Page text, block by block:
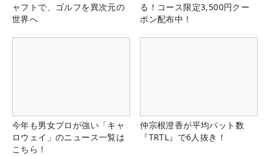
ャフトで、ゴルフを異次元の
世界へ
る！コース限定3,500円クー
ポン配布中！
今年も男女プロが強い「キャ
ロウェイ」のニュース一覧は
こちら！
仲宗根澄香が平均パット数
『TRTL』で6人抜き！